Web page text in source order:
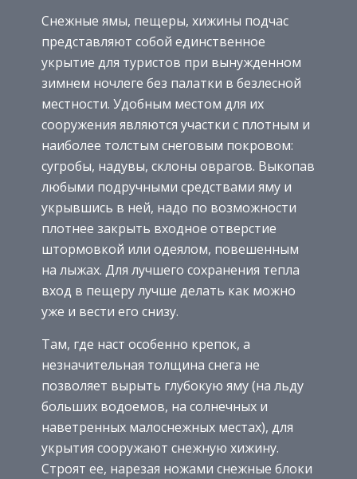
Снежные ямы, пещеры, хижины подчас
представляют собой единственное
укрытие для туристов при вынужденном
зимнем ночлеге без палатки в безлесной
местности. Удобным местом для их
сооружения являются участки с плотным и
наиболее толстым снеговым покровом:
сугробы, надувы, склоны оврагов. Выкопав
любыми подручными средствами яму и
укрывшись в ней, надо по возможности
плотнее закрыть входное отверстие
штормовкой или одеялом, повешенным
на лыжах. Для лучшего сохранения тепла
вход в пещеру лучше делать как можно
уже и вести его снизу.
Там, где наст особенно крепок, а
незначительная толщина снега не
позволяет вырыть глубокую яму (на льду
больших водоемов, на солнечных и
наветренных малоснежных местах), для
укрытия сооружают снежную хижину.
Строят ее, нарезая ножами снежные блоки